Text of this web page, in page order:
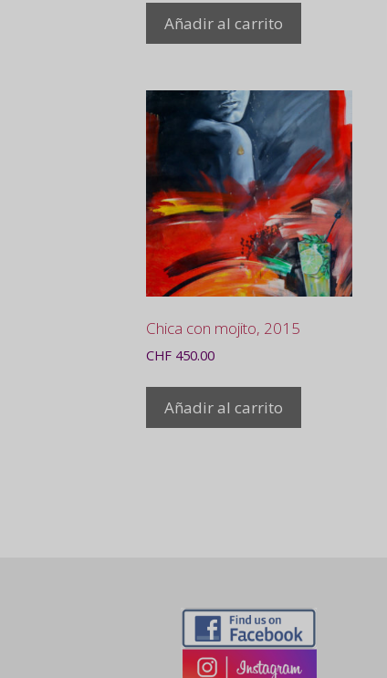
Añadir al carrito
Chica con mojito, 2015
CHF 450.00
Añadir al carrito